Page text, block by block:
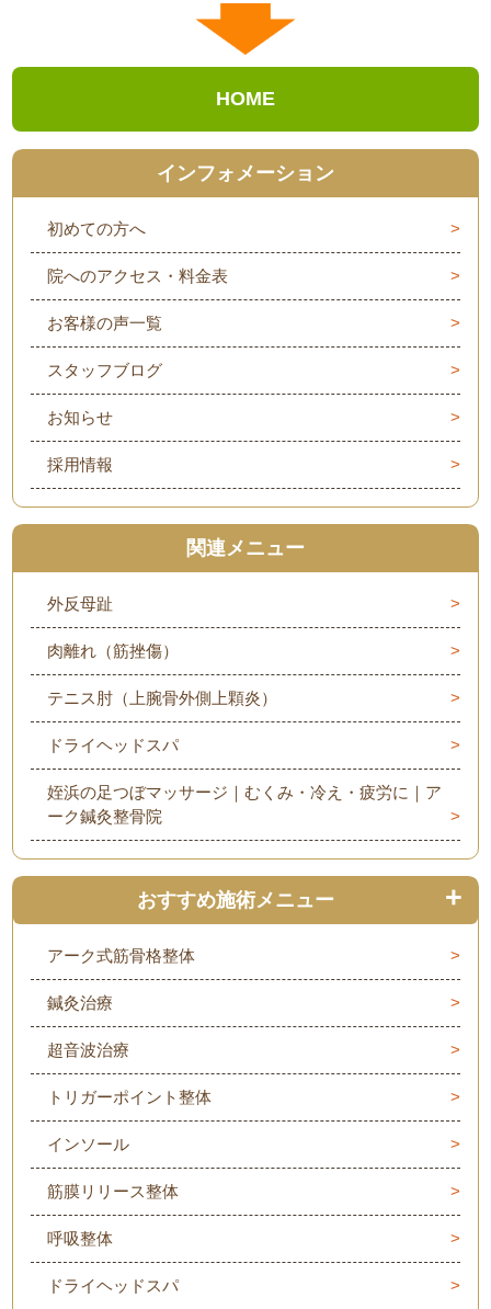
HOME
インフォメーション
初めての方へ
院へのアクセス・料金表
お客様の声一覧
スタッフブログ
お知らせ
採用情報
関連メニュー
外反母趾
肉離れ（筋挫傷）
テニス肘（上腕骨外側上顆炎）
ドライヘッドスパ
姪浜の足つぼマッサージ｜むくみ・冷え・疲労に｜ア
ーク鍼灸整骨院
おすすめ施術メニュー
アーク式筋骨格整体
鍼灸治療
超音波治療
トリガーポイント整体
インソール
筋膜リリース整体
呼吸整体
ドライヘッドスパ